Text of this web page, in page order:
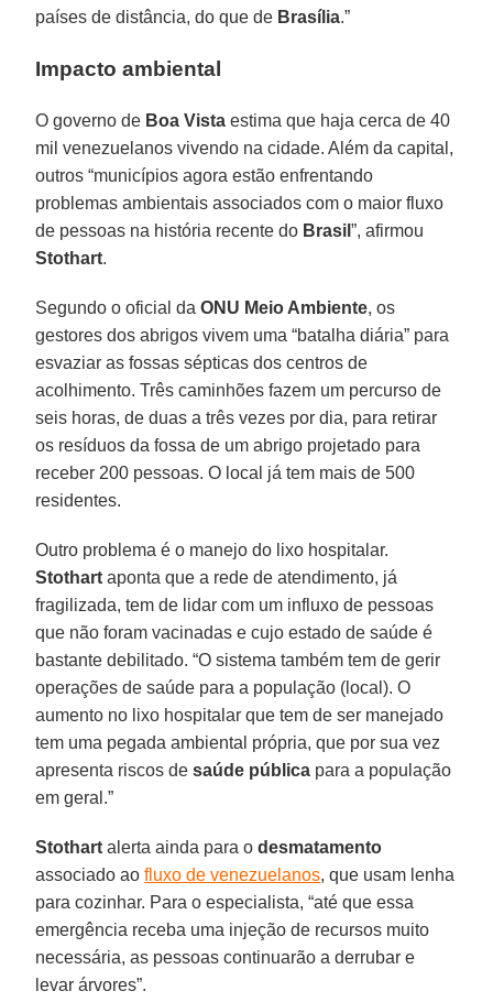
países de distância, do que de Brasília.”
Impacto ambiental
O governo de Boa Vista estima que haja cerca de 40
mil venezuelanos vivendo na cidade. Além da capital,
outros “municípios agora estão enfrentando
problemas ambientais associados com o maior fluxo
de pessoas na história recente do Brasil”, afirmou
Stothart.
Segundo o oficial daONU Meio Ambiente, os
gestores dos abrigos vivem uma “batalha diária” para
esvaziar as fossas sépticas dos centros de
acolhimento. Três caminhões fazem um percurso de
seis horas, de duas a três vezes por dia, para retirar
os resíduos da fossa de um abrigo projetado para
receber 200 pessoas. O local já tem mais de 500
residentes.
Outro problema é o manejo do lixo hospitalar.
Stothart aponta que a rede de atendimento, já
fragilizada, tem de lidar com um influxo de pessoas
que não foram vacinadas e cujo estado de saúde é
bastante debilitado. “O sistema também tem de gerir
operações de saúde para a população (local). O
aumento no lixo hospitalar que tem de ser manejado
tem uma pegada ambiental própria, que por sua vez
apresenta riscos desaúde pública para a população
em geral.”
Stothart alerta ainda para odesmatamento
associado aofluxo de venezuelanos, que usam lenha
para cozinhar. Para o especialista, “até que essa
emergência receba uma injeção de recursos muito
necessária, as pessoas continuarão a derrubar e
levar árvores”.